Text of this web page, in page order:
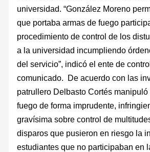
universidad. “González Moreno
que portaba armas de fuego
procedimiento de control de los
a la universidad incumpliendo
del servicio”, indicó el ente de
comunicado. De acuerdo con las
patrullero Delbasto Cortés manipuló
fuego de forma imprudente,
gravísima sobre control de
disparos que pusieron en riesgo la
estudiantes que no participaban en